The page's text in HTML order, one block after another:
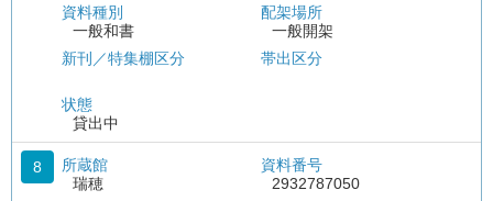
資料種別
一般和書
新刊／特集棚区分
状態
貸出中
配架場所
一般開架
帯出区分
8
所蔵館
瑞穂
資料番号
2932787050